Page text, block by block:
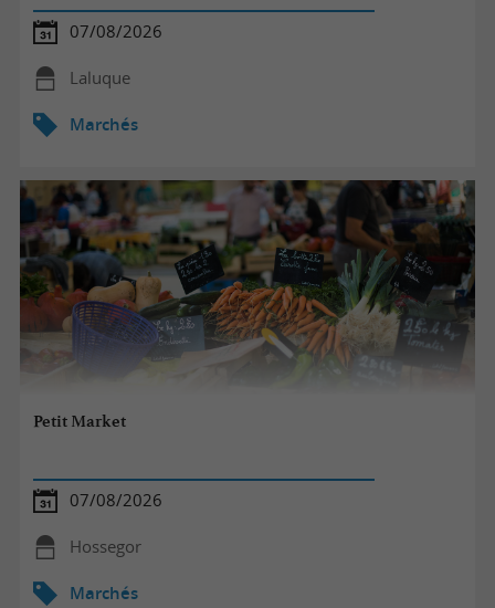
07/08/2026
Laluque
Marchés
Petit Market
07/08/2026
Hossegor
Marchés